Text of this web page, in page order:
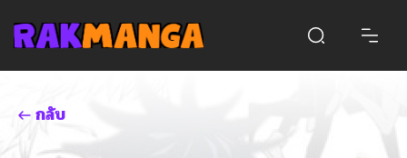
กลับ